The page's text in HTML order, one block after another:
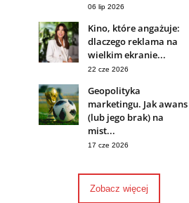
06 lip 2026
Kino, które angażuje:
dlaczego reklama na
wielkim ekranie...
22 cze 2026
Geopolityka
marketingu. Jak awans
(lub jego brak) na
mist...
17 cze 2026
Zobacz więcej